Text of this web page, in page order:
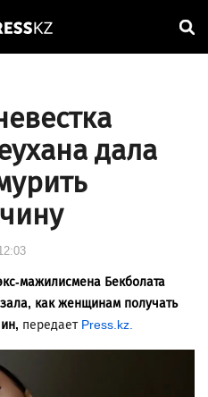
дала
мажилисмена Бекболата
как женщинам получать
передает Press.kz.